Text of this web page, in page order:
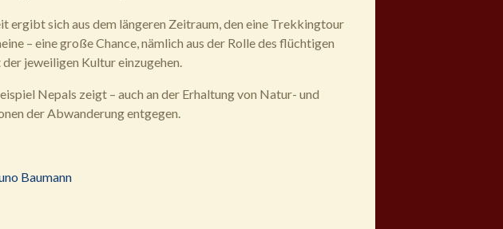
sich aus dem längeren Zeitraum, den eine Trekkingtour
– eine große Chance, nämlich aus der Rolle des flüchtigen
jeweiligen Kultur einzugehen.
Nepals zeigt – auch an der Erhaltung von Natur- und
der Abwanderung entgegen.
Baumann